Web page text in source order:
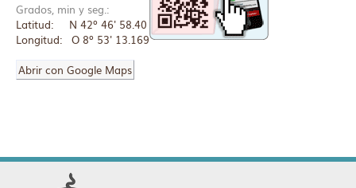
Grados, min y seg.:
Latitud: N 42º 46' 58.40
Longitud: O 8º 53' 13.169
Abrir con Google Maps